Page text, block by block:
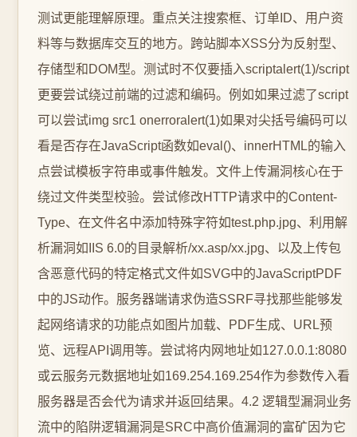
测试更能理解原理。重点关注搜索框、订单ID、用户资
料等与数据库交互的地方。跨站脚本XSS分为反射型、
存储型和DOM型。测试时不仅要插入scriptalert(1)/script
更要尝试绕过前端的过滤和编码。例如如果过滤了script
可以尝试img src1 onerroralert(1)如果对尖括号编码可以
看是否存在JavaScript函数如eval()、innerHTML的输入
点尝试模板字符串或事件触发。文件上传漏洞核心在于
绕过文件类型校验。尝试修改HTTP请求中的Content-
Type、在文件名中添加特殊字符如test.php.jpg、利用解
析漏洞如IIS 6.0的目录解析/xx.asp/xx.jpg、以及上传包
含恶意代码的特定格式文件如SVG中的JavaScriptPDF
中的JS动作。服务器端请求伪造SSRF寻找那些能够发
起网络请求的功能点如图片加载、PDF生成、URL预
览、远程API调用等。尝试将内网地址如127.0.0.1:8080
或云服务元数据地址如169.254.169.254作为参数传入看
服务器是否会代为请求并返回结果。4.2 逻辑型漏洞业务
流中的陷阱逻辑漏洞是SRC中高价值漏洞的富矿因为它